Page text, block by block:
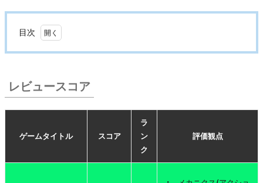
目次
1.
ビ
ュ
ー
コ
レビュースコア
ゲームタイトル スコア
ラ
ン
ク
評価観点